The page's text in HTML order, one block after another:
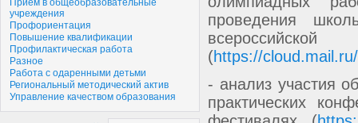
Прием в общеобразовательные
учреждения
Профориентация
Повышение квалификации
Профилактическая работа
Разное
Работа с одаренными детьми
Региональный методический актив
Управление качеством образования
проведения
(https://
- анализ участия
практических